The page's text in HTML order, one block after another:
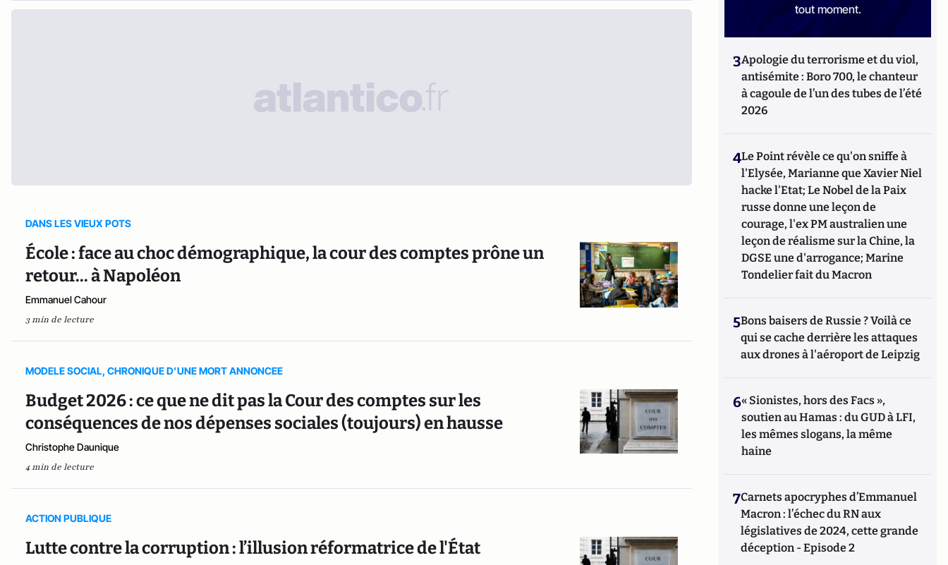
DANS LES VIEUX POTS
École : face au choc démographique, la cour des comptes prône un
retour... à Napoléon
Emmanuel Cahour
3 min de lecture
MODELE SOCIAL, CHRONIQUE D’UNE MORT ANNONCEE
Budget 2026 : ce que ne dit pas la Cour des comptes sur les
conséquences de nos dépenses sociales (toujours) en hausse
Christophe Daunique
4 min de lecture
ACTION PUBLIQUE
Lutte contre la corruption : l’illusion réformatrice de l'État
tout moment.
3Apologie du terrorisme et du viol,
antisémite : Boro 700, le chanteur
à cagoule de l’un des tubes de l’été
2026
4Le Point révèle ce qu'on sniffe à
l'Elysée, Marianne que Xavier Niel
hacke l'Etat; Le Nobel de la Paix
russe donne une leçon de
courage, l'ex PM australien une
leçon de réalisme sur la Chine, la
DGSE une d'arrogance; Marine
Tondelier fait du Macron
5Bons baisers de Russie ? Voilà ce
qui se cache derrière les attaques
aux drones à l'aéroport de Leipzig
6« Sionistes, hors des Facs »,
soutien au Hamas : du GUD à LFI,
les mêmes slogans, la même
haine
7Carnets apocryphes d’Emmanuel
Macron : l’échec du RN aux
législatives de 2024, cette grande
déception - Episode 2